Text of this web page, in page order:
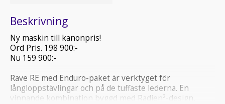
Beskrivning
Ny maskin till kanonpris!
Ord Pris. 198 900:-
Nu 159 900:-
Rave RE med Enduro-paket är verktyget för
långloppstävlingar och på de tuffaste lederna. En
vinnande kombination byggd med Radien²-design,